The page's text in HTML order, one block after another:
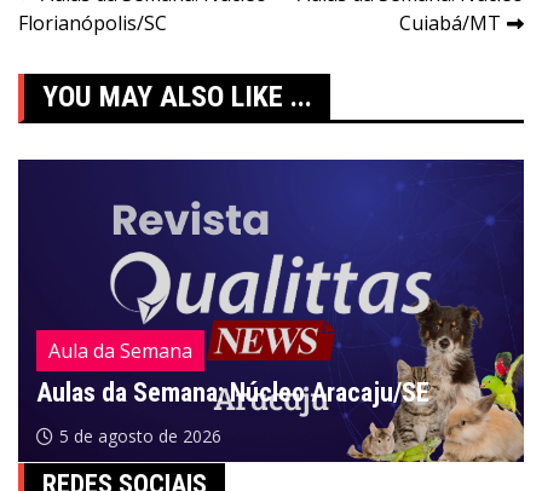
de
Post
Florianópolis/SC
Cuiabá/MT
YOU MAY ALSO LIKE ...
Aula da Semana
Aulas da Semana: Núcleo Aracaju/SE
5 de agosto de 2026
REDES SOCIAIS